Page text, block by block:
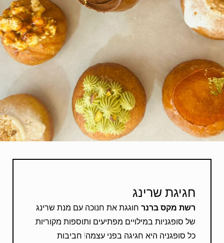
חגיגת שרינג
רשת מקס ברנר חוגגת את חנוכה עם מנת שרינג
של סופגניות במילויים מפתיעים ותוספות מקוריות.
כל סופגניה היא חגיגה בפני עצמה! חביבות